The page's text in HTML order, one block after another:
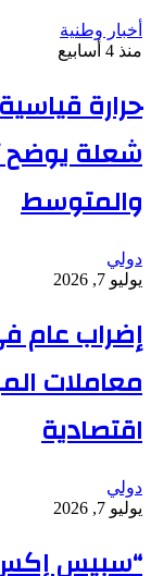
أخبار وطنية
منذ 4 أسابيع
حرارة
شعلة يوضح
والمتوسط
دولي
يوليو 7, 2026
إضراب عام
معاملات
اقتصادية
دولي
يوليو 7, 2026
“سبيس إكس” تطلق 81